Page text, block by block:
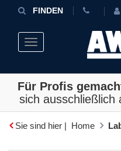
FINDEN
Toggle navigation
Für Profis
sich ausschließlich
Sie sind hier | Home